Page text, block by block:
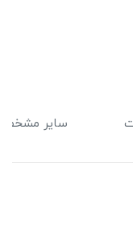
سایر